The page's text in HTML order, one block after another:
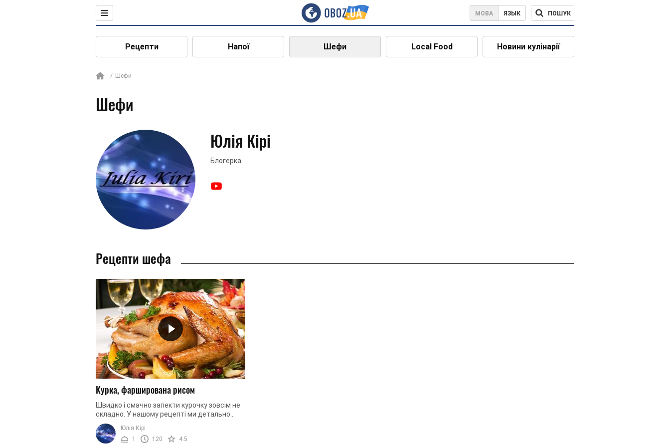
МОВА ЯЗЫК ПОШУК
Рецепти Напої Шефи Local Food Новини кулінарії
Шефи
Шефи
Юлія Кірі
Блогерка
Рецепти шефа
Курка, фарширована рисом
Швидко і смачно запекти курочку зовсім не
складно. У нашому рецепті ми детально
описали кожен крок приготування, щоб
допомогти вам впоратися з цією ...
Юлія Кірі
1
120 4.5